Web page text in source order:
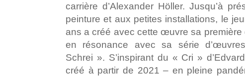
carrière d’Alexander Höller. Jusqu’à
peinture et aux petites installations, le
ans a créé avec cette œuvre sa première
en résonance avec sa série
Schrei ». S’inspirant du « Cri »
créé à partir de 2021 – en pleine